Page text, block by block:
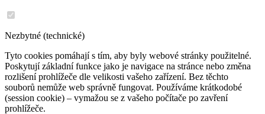
Nezbytné (technické)
Tyto cookies pomáhají s tím, aby byly webové stránky použitelné.
Poskytují základní funkce jako je navigace na stránce nebo změna
rozlišení prohlížeče dle velikosti vašeho zařízení. Bez těchto
souborů nemůže web správně fungovat. Používáme krátkodobé
(session cookie) – vymažou se z vašeho počítače po zavření
prohlížeče.